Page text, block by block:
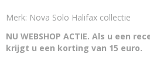
Merk: Nova Solo Halifax collectie
NU WEBSHOP ACTIE. Als u een
krijgt u een korting van 15 euro.